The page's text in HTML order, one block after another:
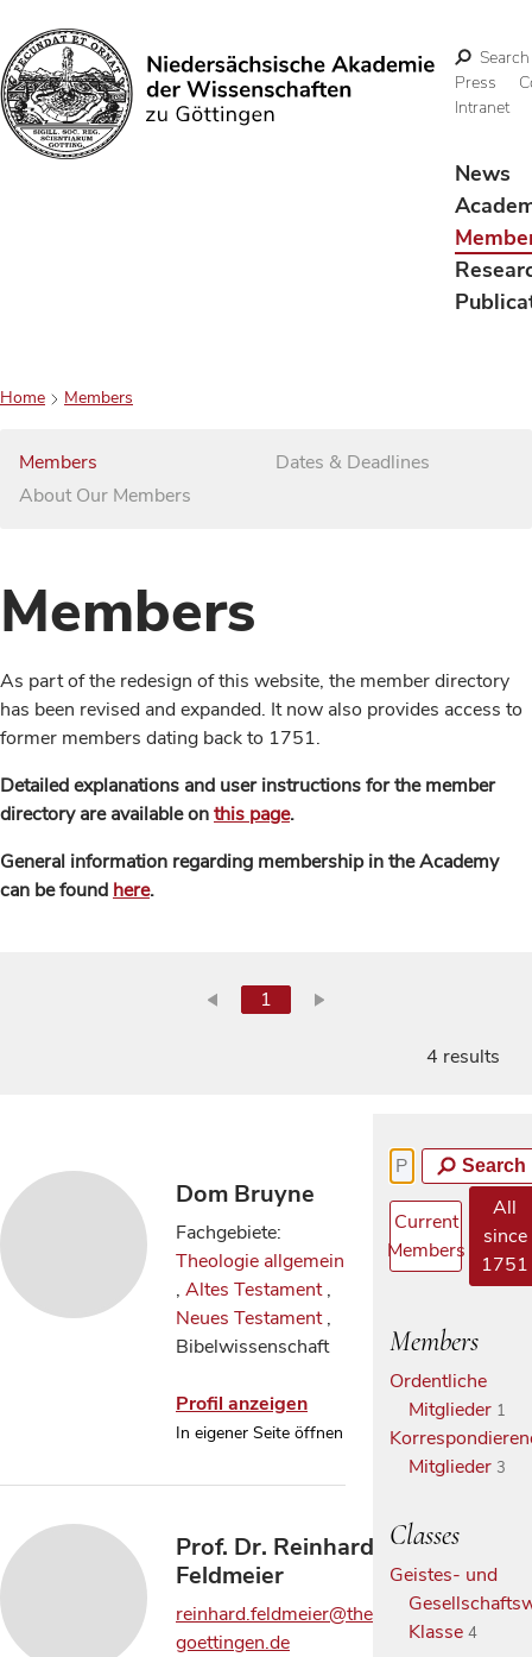
Search
Search
Press
Intranet
News
Home Members
Members
About Our Members
Dates & Deadlines
Members
As part of the redesign of this website, the member directory
has been revised and expanded. It now also provides access to
former members dating back to 1751.
Detailed explanations and user instructions for the member
directory are available onthis page.
General information regarding membership in the Academy
can be found here.
1
4 results
Dom Bruyne
Fachgebiete:
Theologie allgemein
, Altes Testament,
Neues Testament,
Bibelwissenschaft
Profil anzeigen
In eigener Seite öffnen
Prof. Dr. Reinhard
Feldmeier
reinhard.feldmeier@theologie.uni-
goettingen.de
Search
Current
Members
All
since
1751
Members
Ordentliche
Mitglieder 1
Mitglieder 3
Classes
Geistes- und
Klasse 4